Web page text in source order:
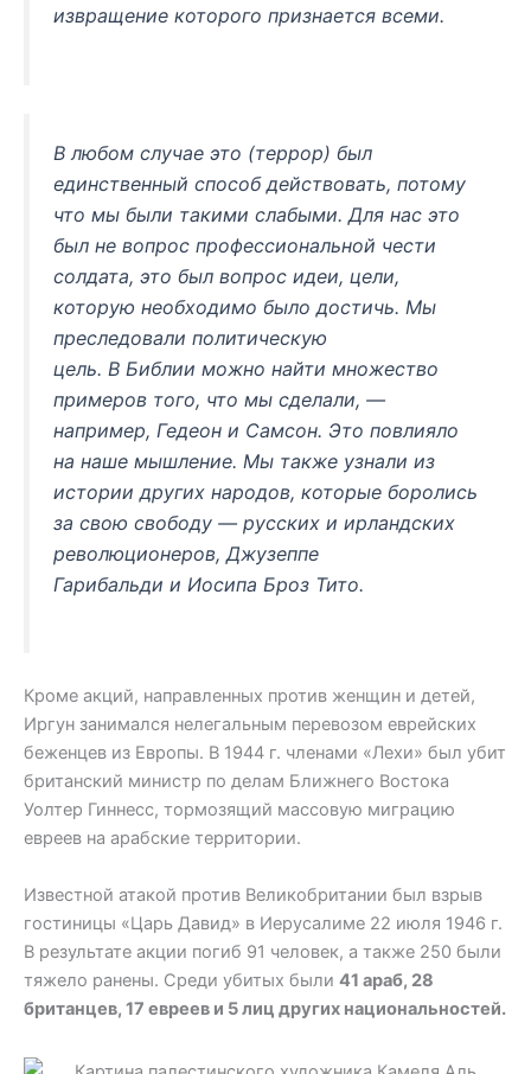
извращение которого признается всеми.
В любом случае это (террор) был
единственный способ действовать, потому
что мы были такими слабыми. Для нас это
был не вопрос профессиональной чести
солдата, это был вопрос идеи, цели,
которую необходимо было достичь. Мы
преследовали политическую
цель. В Библии можно найти множество
примеров того, что мы сделали, —
например, Гедеон и Самсон. Это повлияло
на наше мышление. Мы также узнали из
истории других народов, которые боролись
за свою свободу — русских и ирландских
революционеров, Джузеппе
Гарибальди и Иосипа Броз Тито.
Кроме акций, направленных против женщин и детей,
Иргун занимался нелегальным перевозом еврейских
беженцев из Европы. В 1944 г. членами «Лехи» был убит
британский министр по делам Ближнего Востока
Уолтер Гиннесс, тормозящий массовую миграцию
евреев на арабские территории.
Известной атакой против Великобритании был взрыв
гостиницы «Царь Давид» в Иерусалиме 22 июля 1946 г.
В результате акции погиб 91 человек, а также 250 были
тяжело ранены. Среди убитых были 41 араб, 28
британцев, 17 евреев и 5 лиц других национальностей.